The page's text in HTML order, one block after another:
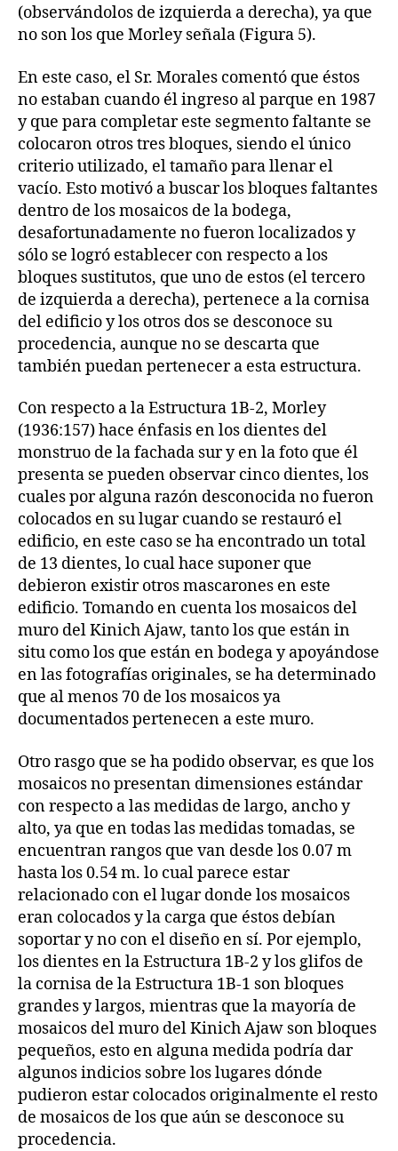
(observándolos de izquierda a derecha), ya que
no son los que Morley señala (Figura 5).
En este caso, el Sr. Morales comentó que éstos
no estaban cuando él ingreso al parque en 1987
y que para completar este segmento faltante se
colocaron otros tres bloques, siendo el único
criterio utilizado, el tamaño para llenar el
vacío. Esto motivó a buscar los bloques faltantes
dentro de los mosaicos de la bodega,
desafortunadamente no fueron localizados y
sólo se logró establecer con respecto a los
bloques sustitutos, que uno de estos (el tercero
de izquierda a derecha), pertenece a la cornisa
del edificio y los otros dos se desconoce su
procedencia, aunque no se descarta que
también puedan pertenecer a esta estructura.
Con respecto a la Estructura 1B-2, Morley
(1936:157) hace énfasis en los dientes del
monstruo de la fachada sur y en la foto que él
presenta se pueden observar cinco dientes, los
cuales por alguna razón desconocida no fueron
colocados en su lugar cuando se restauró el
edificio, en este caso se ha encontrado un total
de 13 dientes, lo cual hace suponer que
debieron existir otros mascarones en este
edificio. Tomando en cuenta los mosaicos del
muro del Kinich Ajaw, tanto los que están in
situ como los que están en bodega y apoyándose
en las fotografías originales, se ha determinado
que al menos 70 de los mosaicos ya
documentados pertenecen a este muro.
Otro rasgo que se ha podido observar, es que los
mosaicos no presentan dimensiones estándar
con respecto a las medidas de largo, ancho y
alto, ya que en todas las medidas tomadas, se
encuentran rangos que van desde los 0.07 m
hasta los 0.54 m. lo cual parece estar
relacionado con el lugar donde los mosaicos
eran colocados y la carga que éstos debían
soportar y no con el diseño en sí. Por ejemplo,
los dientes en la Estructura 1B-2 y los glifos de
la cornisa de la Estructura 1B-1 son bloques
grandes y largos, mientras que la mayoría de
mosaicos del muro del Kinich Ajaw son bloques
pequeños, esto en alguna medida podría dar
algunos indicios sobre los lugares dónde
pudieron estar colocados originalmente el resto
de mosaicos de los que aún se desconoce su
procedencia.